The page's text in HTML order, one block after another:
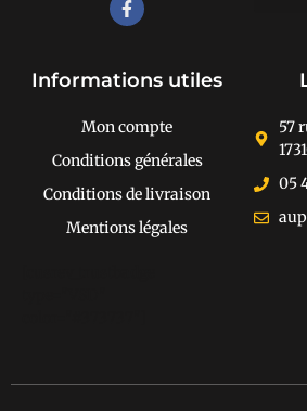
Informations utiles
Mon compte
Conditions générales
Conditions de livraison
Mentions légales
57
05